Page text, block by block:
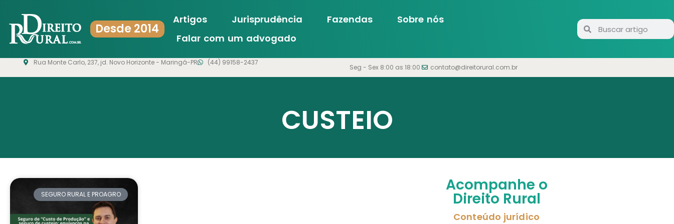
Desde 2014
Artigos Jurisprudência Fazendas
Sobre nós
Falar com um advogado
Rua Monte Carlo, 237, jd. Novo Horizonte - Maringá-PR (44) 99158-2437
Seg - Sex 8:00 as 18:00 contato@direitorural.com.br
CUSTEIO
SEGURO RURAL E PROAGRO Acompanhe o
Direito Rural
Conteúdo jurídico